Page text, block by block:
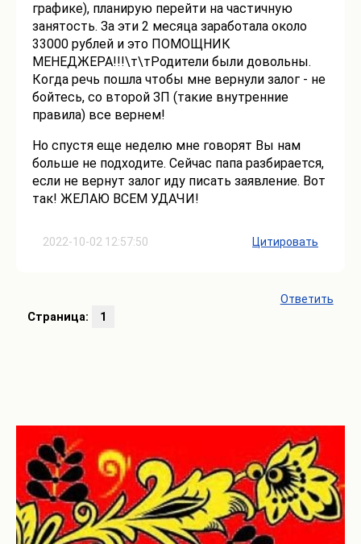
2022-10-02 12:57:50
графике), планирую перейти на частичную
занятость. За эти 2 месяца заработала около
33000 рублей и это ПОМОЩНИК
МЕНЕДЖЕРА!!!\т\тРодители были довольны.
Когда речь пошла чтобы мне вернули залог - не
бойтесь, со второй ЗП (такие внутренние
правила) все вернем!
Но спустя еще неделю мне говорят Вы нам
больше не подходите. Сейчас папа разбирается,
если не вернут залог иду писать заявление. Вот
так! ЖЕЛАЮ ВСЕМ УДАЧИ!
Цитировать
Ответить
Страница:
1